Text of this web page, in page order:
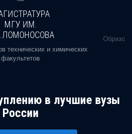
МГУ ИМ.
технических и химических
факультетов
в лучшие вузы
России